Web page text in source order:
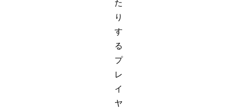
た
り
す
る
プ
レ
イ
ヤ